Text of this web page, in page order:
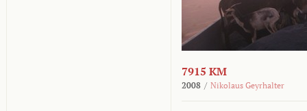
7915 KM
2008 / Nikolaus Geyrhalter